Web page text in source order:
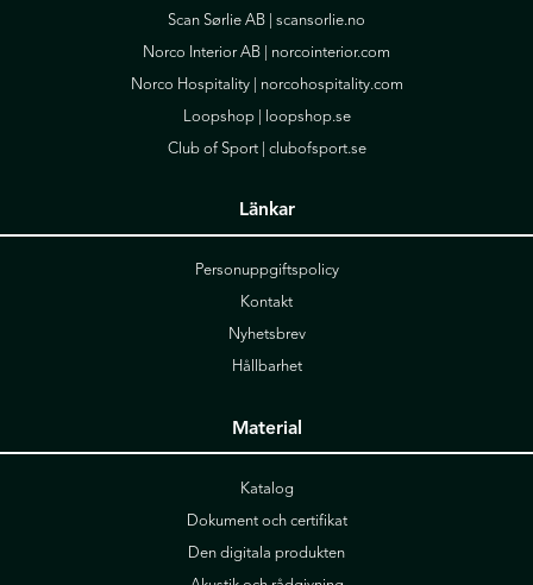
Scan Sørlie AB | scansorlie.no
Norco Interior AB | norcointerior.com
Norco Hospitality | norcohospitality.com
Loopshop |
loopshop.se
Club of Sport | clubofsport.se
Länkar
Personuppgiftspolicy
Kontakt
Nyhetsbrev
Hållbarhet
Material
Katalog
Dokument och certifikat
Den digitala produkten